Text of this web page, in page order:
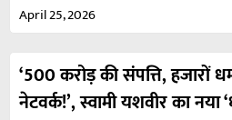
April 25, 2026
‘500 करोड़ की संपत्ति, हजारों
नेटवर्क!’, स्वामी यशवीर का नया